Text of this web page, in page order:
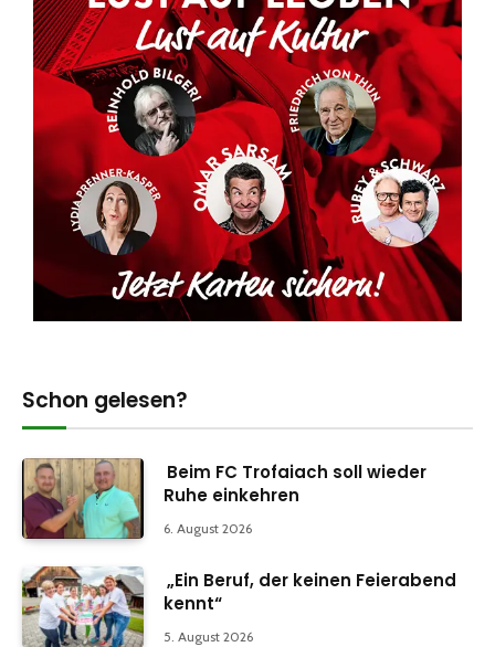
Schon gelesen?
Beim FC Trofaiach soll wieder
Ruhe einkehren
6. August 2026
„Ein Beruf, der keinen Feierabend
kennt“
5. August 2026